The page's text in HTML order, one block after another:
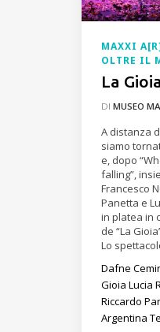
MAXXI
OLTRE IL
La
DI MUSEO
A distanza
siamo
e, dopo
falling”,
Francesco
Panetta e
in platea in
de “La
Lo
Dafne
Gioia Lucia
Riccardo
Argentina